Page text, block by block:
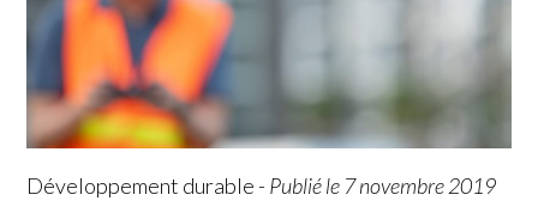
Développement durable - Publié le 7 novembre 2019